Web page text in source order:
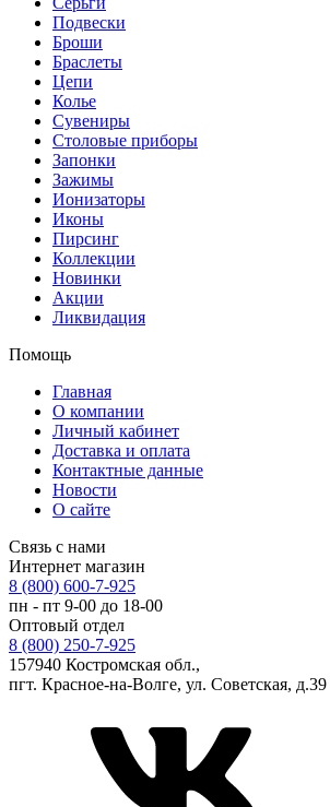
Подвески
Броши
Браслеты
Цепи
Колье
Сувениры
Столовые приборы
Запонки
Зажимы
Ионизаторы
Иконы
Пирсинг
Коллекции
Новинки
Акции
Ликвидация
Помощь
Главная
О компании
Личный кабинет
Доставка и оплата
Контактные данные
Новости
О сайте
Связь с нами
Интернет магазин
8 (800) 600-7-925
пн - пт 9-00 до 18-00
Оптовый отдел
8 (800) 250-7-925
157940 Костромская обл.,
пгт. Красное-на-Волге, ул. Советская, д.39